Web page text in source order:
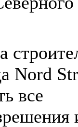
Nord
все